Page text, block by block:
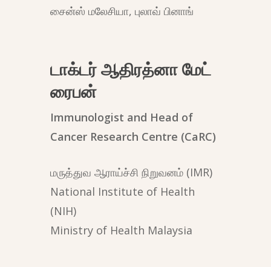
சைன்ஸ் மலேசியா, புலாவ் பினாங்
டாக்டர் ஆதிரத்னா மேட்
ரைபன்
Immunologist and Head of
Cancer Research Centre (CaRC)
மருத்துவ ஆராய்ச்சி நிறுவனம் (IMR)
National Institute of Health
(NIH)
Ministry of Health Malaysia